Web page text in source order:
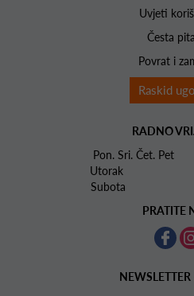
Uvjeti
Česta
Povrat i
Raskid
RADNO
Pon. Sri. Čet. Pet
Utorak
Subota
PRATITE